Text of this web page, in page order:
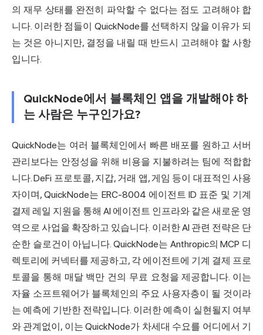
의 재무 상태를 완전히 파악할 수 없다는 점도 고려해야 합
니다. 이러한 점들이 QuickNode를 선택하지 않을 이유가 되
는 것은 아니지만, 결정을 내릴 때 반드시 고려해야 할 사항
입니다.
QuickNode에서 블록체인 앱을 개발해야 하
는 사람은 누구인가요?
QuickNode는 여러 블록체인에서 빠른 배포를 원하고 서버
관리보다는 안정성을 위해 비용을 지불하려는 팀에 적합합
니다. DeFi 프로토콜, 지갑, 거래 앱, 게임 등이 대표적인 사용
자이며, QuickNode는 ERC-8004 에이전트 ID 표준 및 기계
결제 레일 지원을 통해 AI 에이전트 인프라와 같은 새로운 영
역으로 사업을 확장하고 있습니다. 이러한 AI 관련 전략은 단
순한 슬로건이 아닙니다. QuickNode는 Anthropic의 MCP 디
렉토리에 커넥터를 제공하고, 각 에이전트에 기계 결제 프로
토콜을 통해 매달 백만 건의 무료 요청을 제공합니다. 이는
자율 소프트웨어가 블록체인의 주요 사용자층이 될 것이라
는 예측에 기반한 전략입니다. 이러한 예측이 실현될지 여부
와 관계없이, 이는 QuickNode가 차세대 수요를 어디에서 기